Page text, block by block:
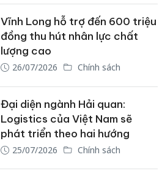
Vĩnh Long hỗ trợ đến 600 triệu
đồng thu hút nhân lực chất
lượng cao
26/07/2026 Chính sách
Đại diện ngành Hải quan:
Logistics của Việt Nam sẽ
phát triển theo hai hướng
25/07/2026 Chính sách